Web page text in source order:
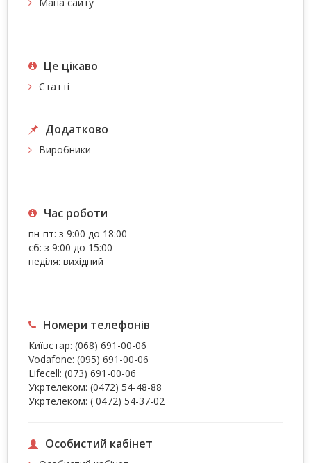
Це цiкаво
Статті
Додатково
Виробники
Час роботи
пн-пт: з 9:00 до 18:00
сб: з 9:00 до 15:00
неділя: вихідний
Номери телефонів
Київстар: (068) 691-00-06
Vodafone: (095) 691-00-06
Lifecell: (073) 691-00-06
Укртелеком: (0472) 54-48-88
Укртелеком: ( 0472) 54-37-02
Особистий кабінет